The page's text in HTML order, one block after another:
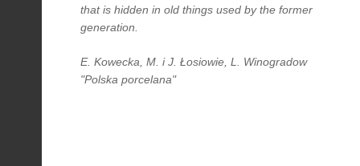
that is hidden in old things used by the former
generation.
E. Kowecka, M. i J. Łosiowie, L. Winogradow
"Polska porcelana"